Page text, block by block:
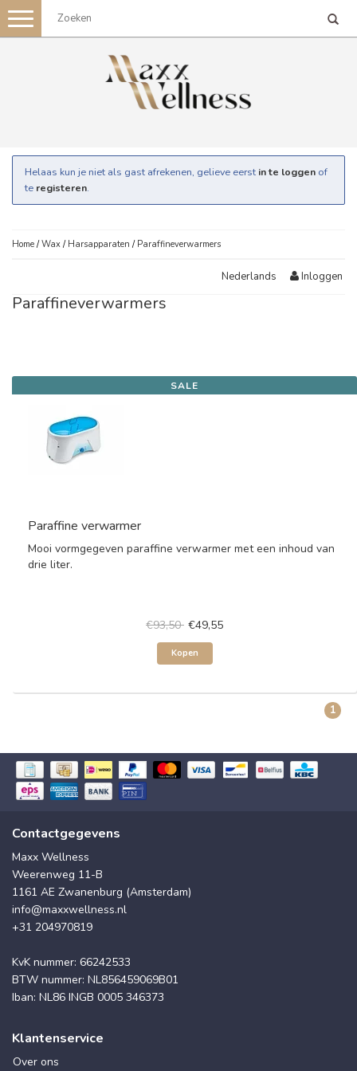
Toggle
navigation
Helaas kun je niet als gast afrekenen, gelieve eerst in te loggen of
te registeren.
Home /Wax / Harsapparaten / Paraffineverwarmers
Nederlands Inloggen
Paraffineverwarmers
SALE
Paraffine verwarmer
Mooi vormgegeven paraffine verwarmer met een inhoud van
drie liter.
€93,50 €49,55
Kopen
1
Contactgegevens
Maxx Wellness
Weerenweg 11-B
1161 AE Zwanenburg (Amsterdam)
info@maxxwellness.nl
+31 204970819
KvK nummer: 66242533
BTW nummer: NL856459069B01
Iban: NL86 INGB 0005 346373
Klantenservice
Over ons